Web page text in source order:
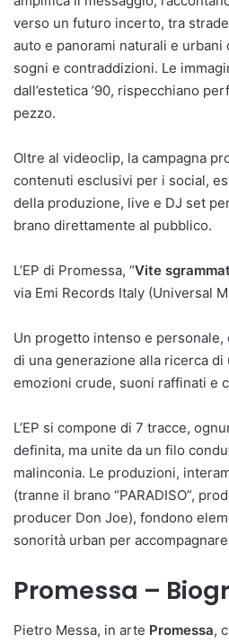
verso un futuro incerto, tra
auto e panorami naturali e urbani
sogni e contraddizioni. Le
dall’estetica ’90, rispecchiano
pezzo.
Oltre al videoclip, la campagna
contenuti esclusivi per i social,
della produzione, live e DJ set
brano direttamente al pubblico.
L’EP di Promessa, “Vite
via Emi Records Italy (Universal
Un progetto intenso e
di una generazione alla ricerca
emozioni crude, suoni raffinati e
L’EP si compone di 7 tracce,
definita, ma unite da un filo
malinconia. Le produzioni,
(tranne il brano “PARADISO”,
producer Don Joe), fondono
sonorità urban per
Promessa –
Pietro Messa, in arte Promessa,